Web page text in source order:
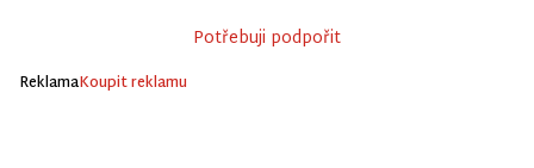
Potřebuji podpořit
ReklamaKoupit reklamu